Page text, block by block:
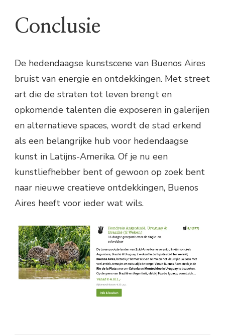
Conclusie
De hedendaagse kunstscene van Buenos Aires
bruist van energie en ontdekkingen. Met street
art die de straten tot leven brengt en
opkomende talenten die exposeren in galerijen
en alternatieve spaces, wordt de stad erkend
als een belangrijke hub voor hedendaagse
kunst in Latijns-Amerika. Of je nu een
kunstliefhebber bent of gewoon op zoek bent
naar nieuwe creatieve ontdekkingen, Buenos
Aires heeft voor ieder wat wils.